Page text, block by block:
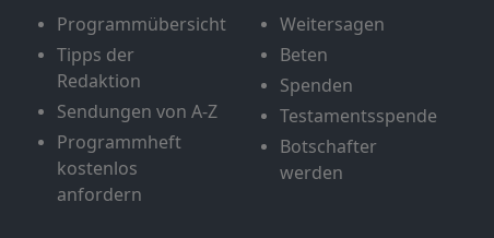
Programmübersicht
Tipps der
Redaktion
Sendungen von A-Z
Programmheft
kostenlos
anfordern
Weitersagen
Beten
Spenden
Testamentsspende
Botschafter
werden